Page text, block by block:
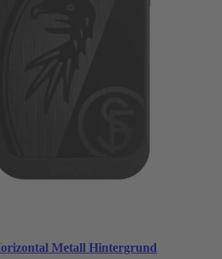
Metall Hintergrund